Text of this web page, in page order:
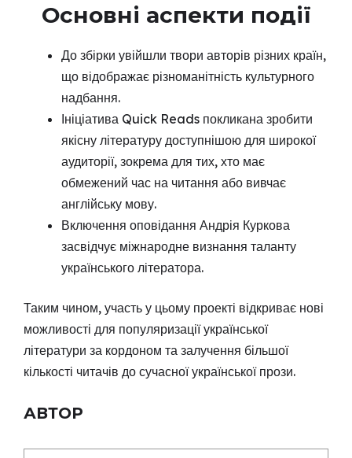
Основні аспекти події
До збірки увійшли твори авторів різних країн,
що відображає різноманітність культурного
надбання.
Ініціатива Quick Reads покликана зробити
якісну літературу доступнішою для широкої
аудиторії, зокрема для тих, хто має
обмежений час на читання або вивчає
англійську мову.
Включення оповідання Андрія Куркова
засвідчує міжнародне визнання таланту
українського літератора.
Таким чином, участь у цьому проекті відкриває нові
можливості для популяризації української
літератури за кордоном та залучення більшої
кількості читачів до сучасної української прози.
АВТОР